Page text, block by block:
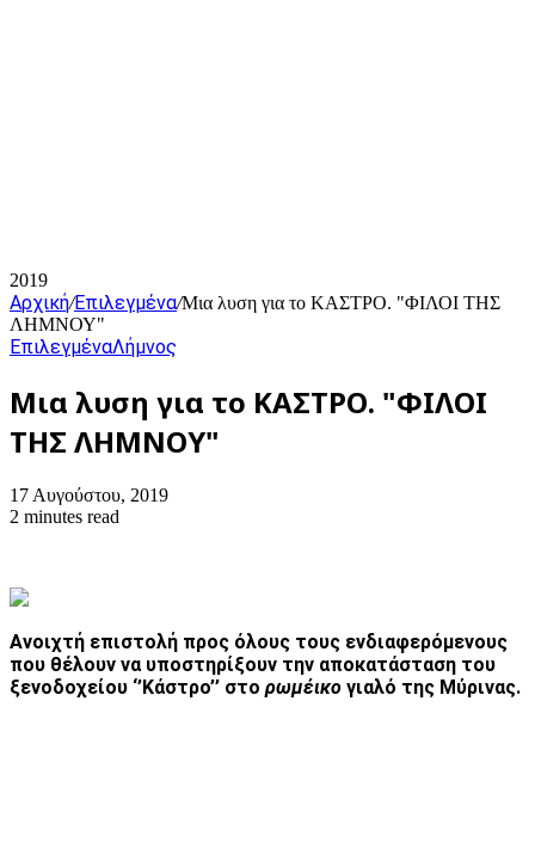
2019
Αρχική/Επιλεγμένα/Μια λυση για το ΚΑΣΤΡΟ. "ΦΙΛΟΙ ΤΗΣ
ΛΗΜΝΟΥ"
ΕπιλεγμέναΛήμνος
Μια λυση για το ΚΑΣΤΡΟ. "ΦΙΛΟΙ
ΤΗΣ ΛΗΜΝΟΥ"
17 Αυγούστου, 2019
2 minutes read
Ανοιχτή επιστολή προς όλους τους ενδιαφερόμενους
που θέλουν να υποστηρίξουν την αποκατάσταση του
ξενοδοχείου ‘’Κάστρο’’ στο ρωμέικο γιαλό της Μύρινας.